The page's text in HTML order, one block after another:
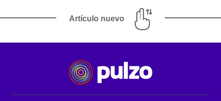
Artículo nuevo